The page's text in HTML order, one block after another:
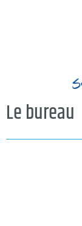
Le bureau